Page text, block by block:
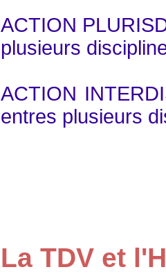
ACTION
plusieurs
ACTION
entres plusieurs
La TDV et